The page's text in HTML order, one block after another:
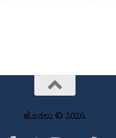
ಹೊನಲು © 2026.